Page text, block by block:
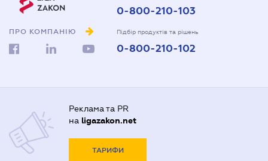
ПРО КОМПАНІЮ
0-800-210-103
Підбір продуктів та рішень
0-800-210-102
Реклама та PR
на ligazakon.net
ТАРИФИ